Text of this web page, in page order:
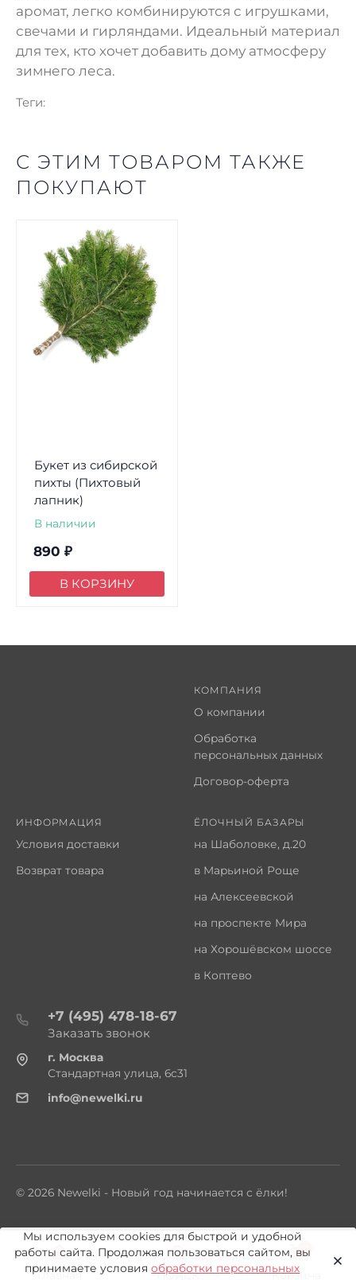
аромат, легко комбинируются с игрушками,
свечами и гирляндами. Идеальный материал
для тех, кто хочет добавить дому атмосферу
зимнего леса.
Теги:
С ЭТИМ ТОВАРОМ ТАКЖЕ
ПОКУПАЮТ
Букет из сибирской
пихты (Пихтовый
лапник)
В наличии
890 ₽
В КОРЗИНУ
КОМПАНИЯ
О компании
Обработка
персональных данных
Договор-оферта
ИНФОРМАЦИЯ
Условия доставки
Возврат товара
ЁЛОЧНЫЙ БАЗАРЫ
на Шаболовке, д.20
в Марьиной Роще
на Алексеевской
на проспекте Мира
на Хорошёвском шоссе
в Коптево
+7 (495) 478-18-67
Заказать звонок
г. Москва
Стандартная улица, 6с31
info@newelki.ru
© 2026 Newelki - Новый год начинается с ёлки!
Мы используем cookies для быстрой и удобной
работы сайта. Продолжая пользоваться сайтом, вы
принимаете условияобработки персональных
Главная ПОИСК
0
Корзина